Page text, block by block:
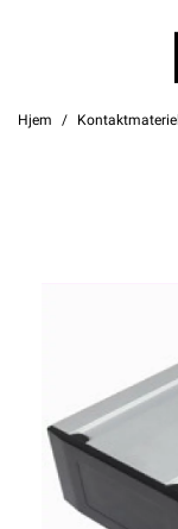
Hjem Kontaktmateriell